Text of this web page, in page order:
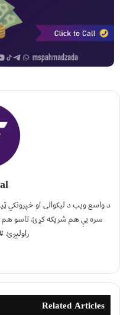
د واسع ویب د لیکوالۍ او
سره یې هم شریکه کړئ. تاسو هم
Related Articles